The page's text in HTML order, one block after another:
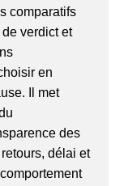
comparatifs
verdict et
en
Il met
des
délai et